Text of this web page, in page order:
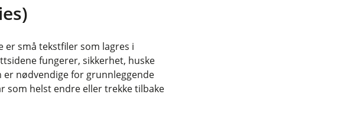
er små tekstfiler som lagres i
fungerer, sikkerhet, huske
nødvendige for grunnleggende
som helst endre eller trekke tilbake